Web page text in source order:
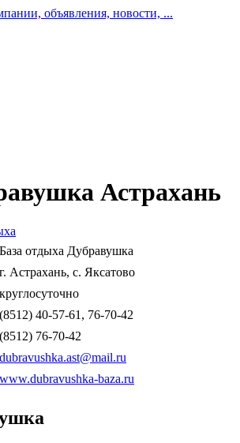
объявления, новости, ...
Астрахань
База отдыха Дубравушка
г. Астрахань, с. Яксатово
круглосуточно
(8512) 40-57-61, 76-70-42
(8512) 76-70-42
dubravushka.ast@mail.ru
www.dubravushka-baza.ru